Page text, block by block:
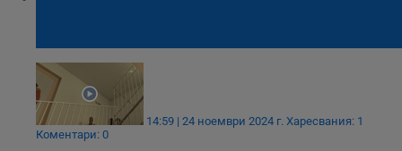
14:59 | 24 ноември 2024 г. Харесвания: 1
Коментари: 0